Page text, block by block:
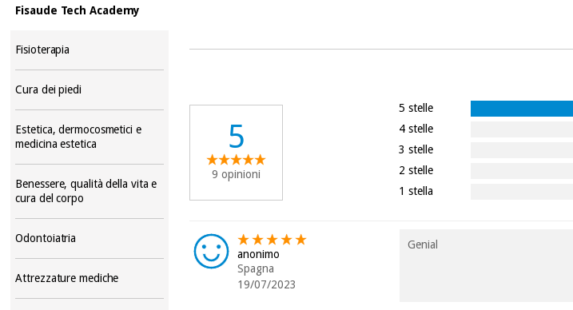
Fisaude Tech Academy
Fisioterapia
Cura dei piedi
Estetica, dermocosmetici e
medicina estetica
Benessere, qualità della vita e
cura del corpo
Odontoiatria
Attrezzature mediche
5
9 opinioni
5 stelle
4 stelle
3 stelle
2 stelle
1 stella
anonimo
Spagna
19/07/2023
Genial